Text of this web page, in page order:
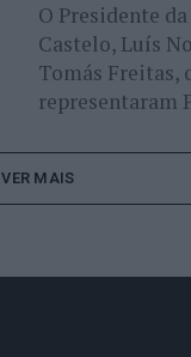
O Presidente
Castelo, Luís
Tomás Freitas,
representaram
VER MAIS